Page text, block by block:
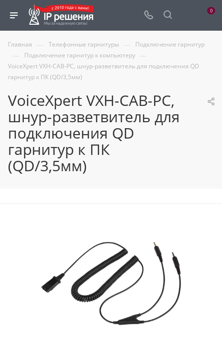
0
Главная — Телефонные гарнитуры — Подключение гарнитур
— Подключение гарнитур к компьютеру —
VoiceXpert VXH-CAB-PC, шнур-разветвитель для подключения QD
гарнитур к ПК (QD/3,5мм)
VoiceXpert VXH-CAB-PC,
шнур-разветвитель для
подключения QD
гарнитур к ПК
(QD/3,5мм)